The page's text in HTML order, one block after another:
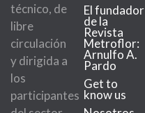
técnico, de
libre
circulación
y dirigida a
los
participantes
El fundador
de la
Revista
Metroflor:
Arnulfo A.
Pardo
Get to
know us